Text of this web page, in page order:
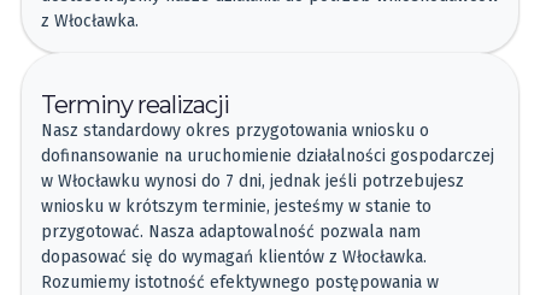
z Włocławka.
Terminy realizacji
Nasz standardowy okres przygotowania wniosku o
dofinansowanie na uruchomienie działalności gospodarczej
w Włocławku wynosi do 7 dni, jednak jeśli potrzebujesz
wniosku w krótszym terminie, jesteśmy w stanie to
przygotować. Nasza adaptowalność pozwala nam
dopasować się do wymagań klientów z Włocławka.
Rozumiemy istotność efektywnego postępowania w